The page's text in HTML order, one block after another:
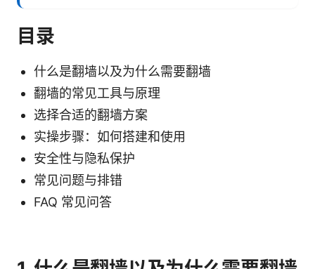
目录
什么是翻墙以及为什么需要翻墙
翻墙的常见工具与原理
选择合适的翻墙方案
实操步骤：如何搭建和使用
安全性与隐私保护
常见问题与排错
FAQ 常见问答